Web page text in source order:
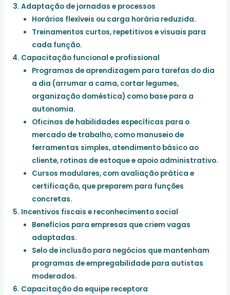
Adaptação de jornadas e processos
Horários flexíveis ou carga horária reduzida.
Treinamentos curtos, repetitivos e visuais para
cada função.
Capacitação funcional e profissional
Programas de aprendizagem para tarefas do dia
a dia (arrumar a cama, cortar legumes,
organização doméstica) como base para a
autonomia.
Oficinas de habilidades específicas para o
mercado de trabalho, como manuseio de
ferramentas simples, atendimento básico ao
cliente, rotinas de estoque e apoio administrativo.
Cursos modulares, com avaliação prática e
certificação, que preparem para funções
concretas.
Incentivos fiscais e reconhecimento social
Benefícios para empresas que criem vagas
adaptadas.
Selo de inclusão para negócios que mantenham
programas de empregabilidade para autistas
moderados.
Capacitação da equipe receptora